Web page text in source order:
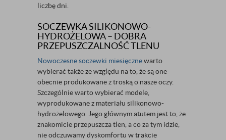
liczbę dni.
SOCZEWKA SILIKONOWO-
HYDROŻELOWA – DOBRA
PRZEPUSZCZALNOŚĆ TLENU
Nowoczesne soczewki miesięcznewarto
wybierać także ze względu na to, że są one
obecnie produkowane z troską o nasze oczy.
Szczególnie warto wybierać modele,
wyprodukowane z materiału silikonowo-
hydrożelowego. Jego głównym atutem jest to, że
znakomicie przepuszcza tlen, a co za tym idzie,
nie odczuwamy dyskomfortu w trakcie